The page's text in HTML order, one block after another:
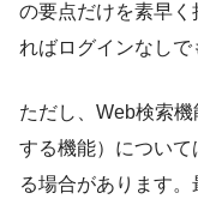
の要点だけを素早
ればログインなしで
ただし、Web検索
する機能）につい
る場合があります